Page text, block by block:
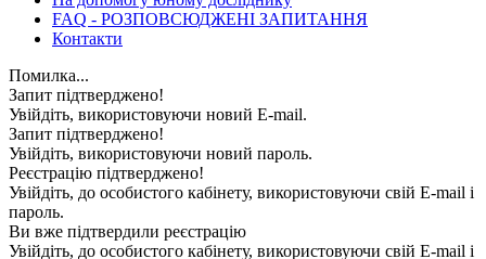
FAQ - РОЗПОВСЮДЖЕНІ ЗАПИТАННЯ
Контакти
Помилка...
Запит підтверджено!
Увійдіть, використовуючи новий E-mail.
Запит підтверджено!
Увійдіть, використовуючи новий пароль.
Реєстрацію підтверджено!
Увійдіть, до особистого кабінету, використовуючи свій E-mail і
пароль.
Ви вже підтвердили реєстрацію
Увійдіть, до особистого кабінету, використовуючи свій E-mail і